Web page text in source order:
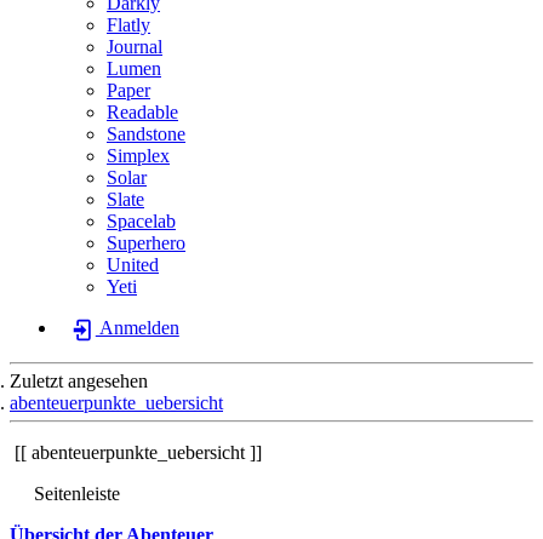
Flatly
Journal
Lumen
Paper
Readable
Sandstone
Simplex
Solar
Slate
Spacelab
Superhero
United
Yeti
Anmelden
Zuletzt angesehen
abenteuerpunkte_uebersicht
abenteuerpunkte_uebersicht
Seitenleiste
Übersicht der Abenteuer